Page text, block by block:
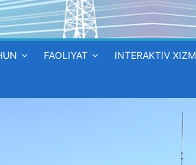
FAOLIYAT INTERAKTIV